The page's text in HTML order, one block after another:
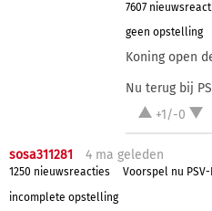
7607
geen opstelling
Koning open
Nu terug bij
+1/-0
sosa311281 4 ma geleden
1250 nieuwsreacties
Voorspel nu
incomplete opstelling